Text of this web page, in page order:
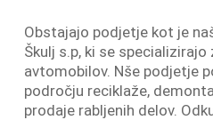
Obstajajo podjetje kot je
Škulj s.p, ki se specializirajo
avtomobilov. Nše podjetje
področju reciklaže,
prodaje rabljenih delov.